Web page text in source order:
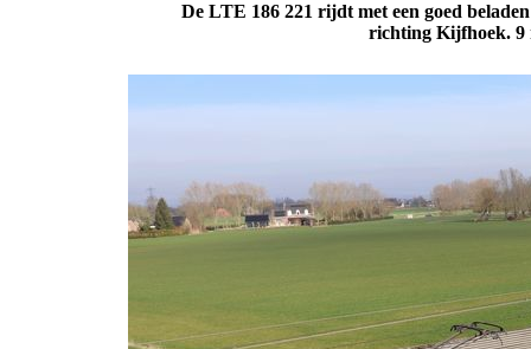
De LTE 186 221 rijdt met een goed
richting Kijfhoek. 9